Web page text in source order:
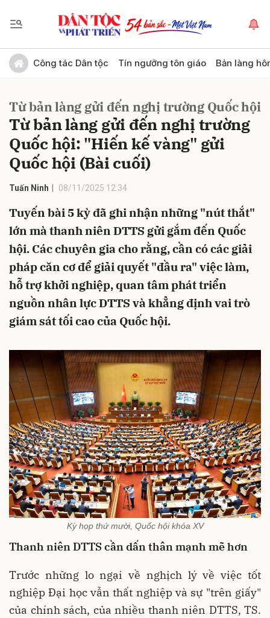
Công tác Dân tộc Tín ngưỡng tôn giáo Bản làng
Từ bản làng gửi đến nghị trường Quốc hội
Từ bản làng gửi đến nghị trường
Quốc hội: "Hiến kế vàng" gửi
Quốc hội (Bài cuối)
Tuấn Ninh 08/11/2025 12:34
Tuyến bài 5 kỳ đã ghi nhận những "nút thắt"
lớn mà thanh niên DTTS gửi gắm đến Quốc
hội. Các chuyên gia cho rằng, cần có các giải
pháp căn cơ để giải quyết "đầu ra" việc làm,
hỗ trợ khởi nghiệp, quan tâm phát triển
nguồn nhân lực DTTS và khẳng định vai trò
giám sát tối cao của Quốc hội.
Kỳ họp thứ mười, Quốc hội khóa XV
Thanh niên DTTS cần dấn thân mạnh mẽ hơn
Trước những lo ngại về nghịch lý về việc tốt
nghiệp Đại học vẫn thất nghiệp và sự "trên giấy"
của chính sách, của nhiều thanh niên DTTS, TS.
Gửi bình luận